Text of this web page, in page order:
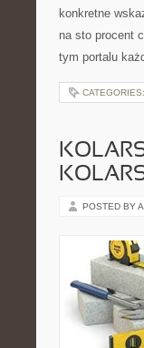
konkretne
na sto procent
tym portalu
CATEGORIES:
POSTED BY